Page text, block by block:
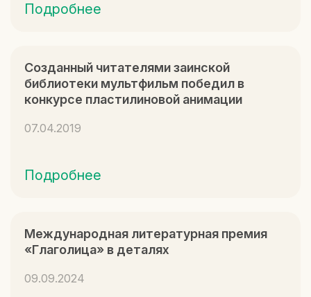
Подробнее
Созданный читателями заинской
библиотеки мультфильм победил в
конкурсе пластилиновой анимации
07.04.2019
Подробнее
Международная литературная премия
«Глаголица» в деталях
09.09.2024